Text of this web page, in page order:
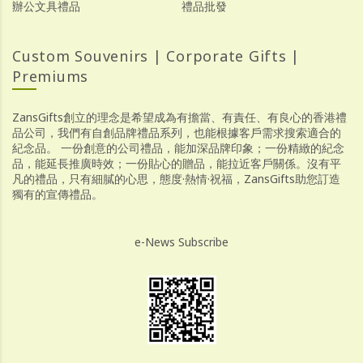
辦公文具禮品 禮品批發
Custom Souvenirs | Corporate Gifts |
Premiums
ZansGifts創立的理念是希望成為有擔當、有責任、有良心的香港禮
品公司，我們有自創品牌禮品系列，也能根據客戶需求搜索適合的
紀念品。 一份創意的公司禮品，能加深品牌印象；一份精緻的紀念
品，能延長推廣時效；一份貼心的贈品，能拉近客戶關係。沒有平
凡的禮品，只有細膩的心思，態度·熱情·祝福，ZansGifts助您訂造
獨有的宣傳禮品。
e-News Subscribe